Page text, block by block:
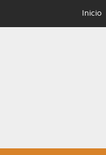
Inicio